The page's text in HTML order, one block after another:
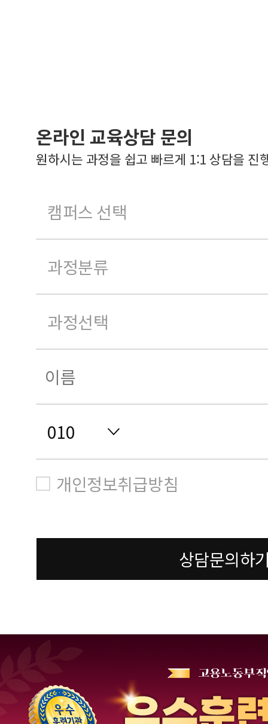
온라인 교육상담 문의
원하시는 과정을 쉽고 빠르게 1:1 상담을 진
개인정보취급방침
상담문의하